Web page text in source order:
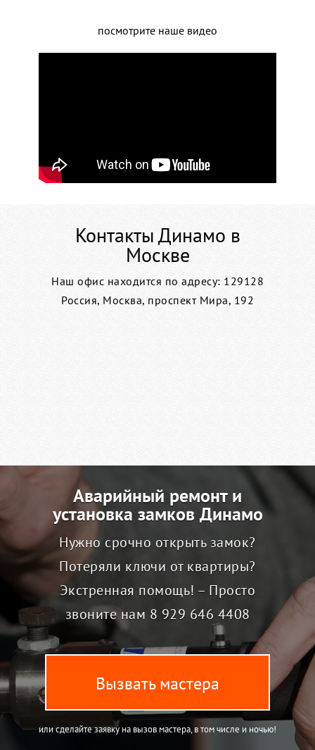
посмотрите наше видео
Контакты Динамо в
Москве
Наш офис находится по адресу: 129128
Россия, Москва, проспект Мира, 192
Аварийный ремонт и
установка замков Динамо
Нужно срочно открыть замок?
Потеряли ключи от квартиры?
Экстренная помощь! – Просто
звоните нам 8 929 646 4408
Вызвать мастера
или сделайте заявку на вызов мастера, в том числе и ночью!